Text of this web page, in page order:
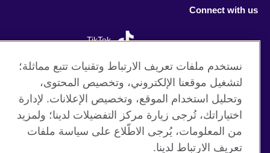
Connect with us
TikTok
موقع المجلس الثقافي البريطاني العالمي
الخصوصية وشروط الاستخدام
ملفات تعريف الإرتباط
نستخدم ملفات تعريف الارتباط وتقنيات تتبع مماثلة؛
لتشغيل موقعنا الإلكتروني، وتخصيص المحتوى،
وتحليل استخدام الموقع، وتخصيص الإعلانات. لإدارة
اختياراتك، تُرجى زيارة مركز التفضيلات لدينا؛ ولمزيد
من المعلومات، يُرجى الاطّلاع على سياسة ملفات
تعريف الارتباط لدينا.